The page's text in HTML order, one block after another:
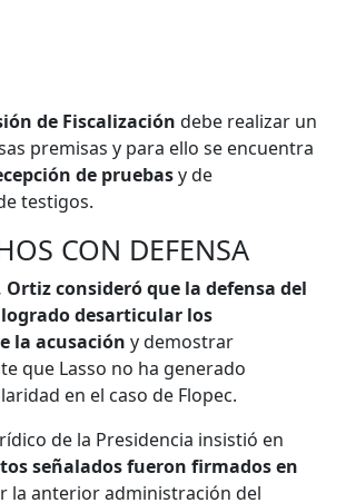
de Fiscalizacióndebe realizar un
premisas y para ello se encuentra
de pruebasy de
testigos.
CON DEFENSA
Ortiz consideró que la defensa del
desarticular los
la acusación y demostrar
que Lasso no ha generado
en el caso de Flopec.
de la Presidencia insistió en
señalados fueron firmados en
la anterior administración del